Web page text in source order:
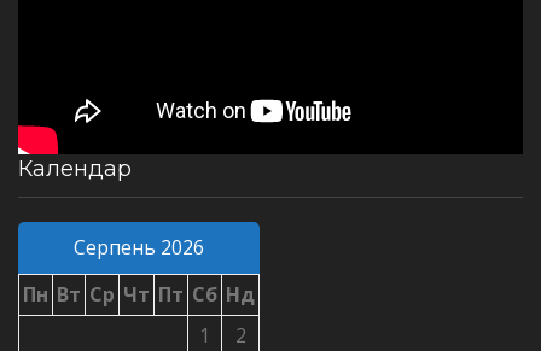
Календар
Серпень 2026
Пн Вт Ср Чт Пт Сб Нд
1
2